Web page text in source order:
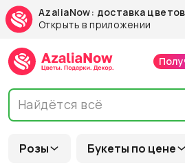
AzaliaNow: доставка цветов
Открыть в приложении
Розы Букеты по цене